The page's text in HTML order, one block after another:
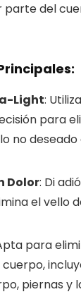
parte del
Light:
para
no
Dolor: Di
el vello
para
piernas y